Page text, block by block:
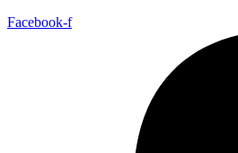
Facebook-f